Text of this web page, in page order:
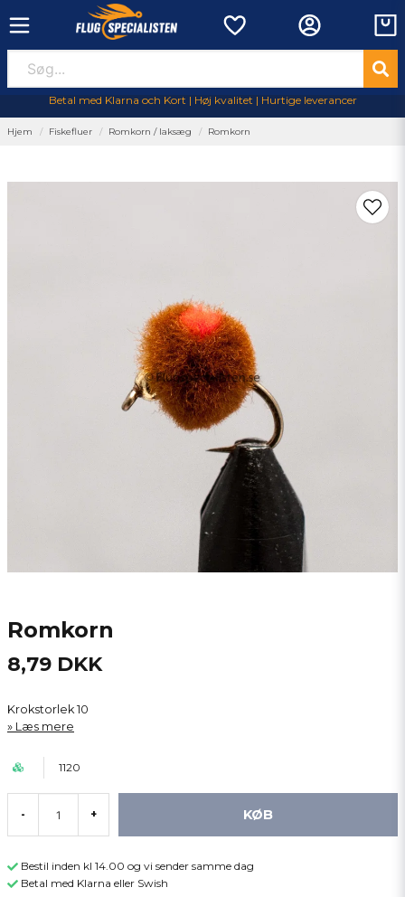
Betal med Klarna och Kort | Høj kvalitet | Hurtige leverancer
Hjem Fiskefluer Romkorn / laksæg Romkorn
Romkorn
8,79 DKK
Krokstorlek 10
Læs mere
1120
- + KØB
Bestil inden kl 14.00 og vi sender samme dag
Betal med Klarna eller Swish